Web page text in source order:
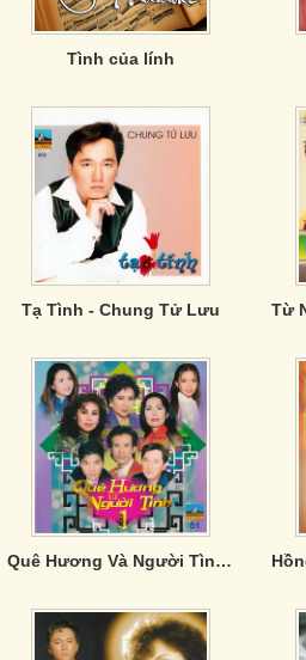
Tình của lính
Tạ Tình - Chung Tử Lưu
Quê Hương Và Người Tình 1